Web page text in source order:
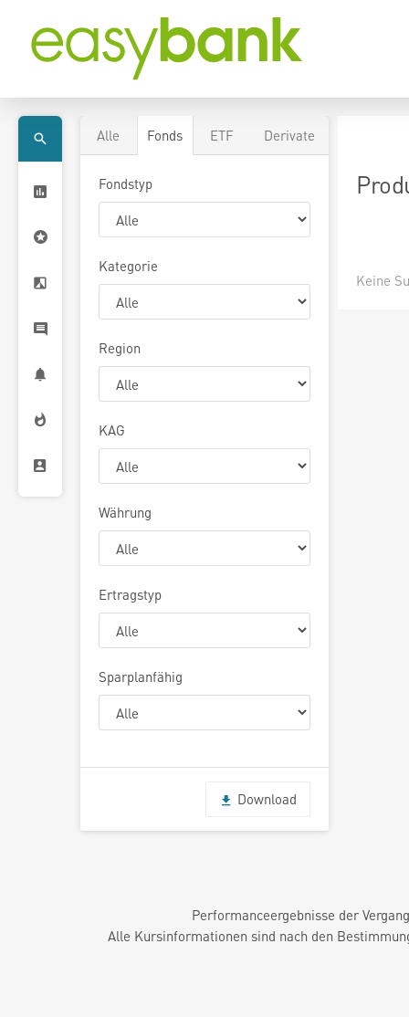
Alle Fonds ETF Derivate
Fondstyp
Kategorie
Region
KAG
Währung
Ertragstyp
Sparplanfähig
Download
Keine
Performanceergebnisse der
Alle Kursinformationen sind nach den